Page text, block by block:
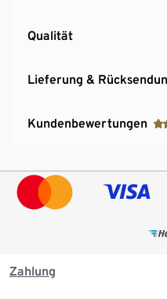
Qualität
Lieferung &
Kundenbewertungen
Zahlung